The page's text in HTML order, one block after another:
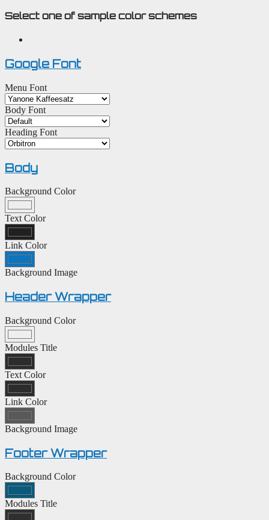
Select one of sample color schemes
Google Font
Menu Font
Body Font
Heading Font
Body
Background Color
Text Color
Link Color
Background Image
Header Wrapper
Background Color
Modules Title
Text Color
Link Color
Background Image
Footer Wrapper
Background Color
Modules Title